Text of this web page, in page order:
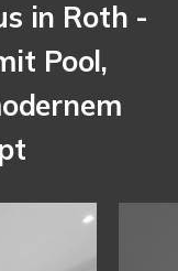
in Roth -
Pool,